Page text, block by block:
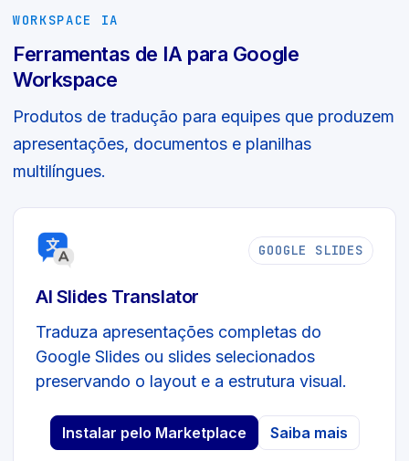
WORKSPACE IA
Ferramentas de IA para Google
Workspace
Produtos de tradução para equipes que produzem
apresentações, documentos e planilhas
multilíngues.
GOOGLE SLIDES
AI Slides Translator
Traduza apresentações completas do
Google Slides ou slides selecionados
preservando o layout e a estrutura visual.
Instalar pelo Marketplace Saiba mais